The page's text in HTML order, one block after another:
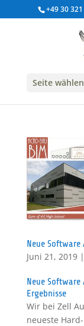
+49 30
Seite wählen
Neue Software
Juni 21, 2019|
Neue Software
Ergebnisse
Wir bei Zell
neueste